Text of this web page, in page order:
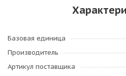
Базовая единица
Производитель
Артикул поставщика